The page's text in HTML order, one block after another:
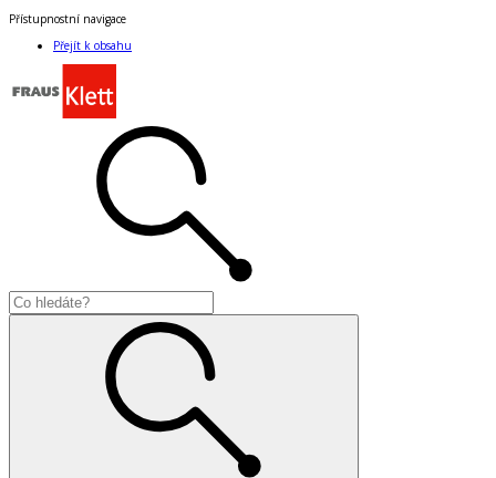
Přístupnostní navigace
Přejít k obsahu